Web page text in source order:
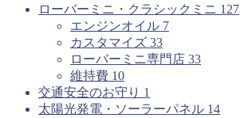
ローバーミニ・クラシックミニ 127
エンジンオイル 7
カスタマイズ 33
ローバーミニ専門店 33
維持費 10
交通安全のお守り 1
太陽光発電・ソーラーパネル 14